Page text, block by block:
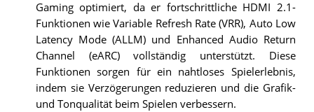
Gaming optimiert, da er fortschrittliche HDMI 2.1-
Funktionen wie Variable Refresh Rate (VRR), Auto Low
Latency Mode (ALLM) und Enhanced Audio Return
Channel (eARC) vollständig unterstützt. Diese
Funktionen sorgen für ein nahtloses Spielerlebnis,
indem sie Verzögerungen reduzieren und die Grafik-
und Tonqualität beim Spielen verbessern.